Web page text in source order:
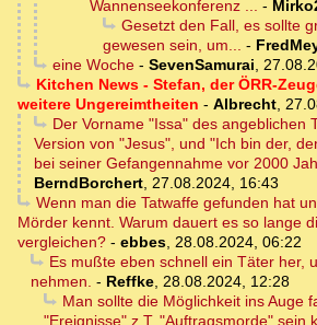
Wannenseekonferenz ... -
Gesetzt den Fall, es sollte
gewesen sein, um... -
eine Woche- SevenSamurai,
Kitchen News - Stefan, der ÖRR-
weitere Ungereimtheiten - Albrecht,
Der Vorname "Issa" des angeblichen
Version von "Jesus", und "Ich bin der,
bei seiner Gefangennahme vor 2000
BerndBorchert, 27.08.2024, 16:43
Wenn man die Tatwaffe gefunden hat
Mörder kennt. Warum dauert es so lange
vergleichen? - ebbes, 28.08.2024, 06:22
Es mußte eben schnell ein Täter her,
nehmen. - Reffke, 28.08.2024, 12:28
Man sollte die Möglichkeit ins Auge
"Ereignisse" z.T. "Auftragsmorde" sein